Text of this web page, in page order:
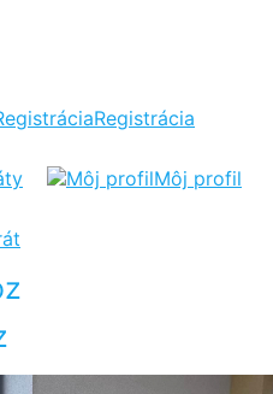
Registrácia
Môj profil
SKRINU